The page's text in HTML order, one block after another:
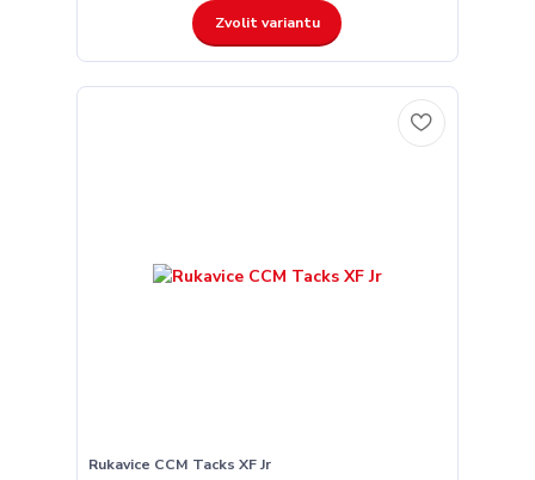
Zvolit variantu
Rukavice CCM Tacks XF Jr